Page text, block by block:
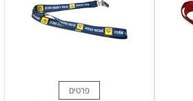
פרטים